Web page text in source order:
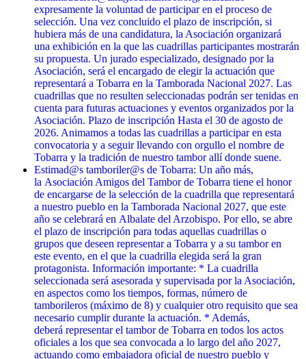
expresamente la voluntad de participar en el proceso de
selección. Una vez concluido el plazo de inscripción, si
hubiera más de una candidatura, la Asociación organizará
una exhibición en la que las cuadrillas participantes mostrarán
su propuesta. Un jurado especializado, designado por la
Asociación, será el encargado de elegir la actuación que
representará a Tobarra en la Tamborada Nacional 2027. Las
cuadrillas que no resulten seleccionadas podrán ser tenidas en
cuenta para futuras actuaciones y eventos organizados por la
Asociación. Plazo de inscripción Hasta el 30 de agosto de
2026. Animamos a todas las cuadrillas a participar en esta
convocatoria y a seguir llevando con orgullo el nombre de
Tobarra y la tradición de nuestro tambor allí donde suene.
Estimad@s tamboriler@s de Tobarra: Un año más,
la Asociación Amigos del Tambor de Tobarra tiene el honor
de encargarse de la selección de la cuadrilla que representará
a nuestro pueblo en la Tamborada Nacional 2027, que este
año se celebrará en Albalate del Arzobispo. Por ello, se abre
el plazo de inscripción para todas aquellas cuadrillas o
grupos que deseen representar a Tobarra y a su tambor en
este evento, en el que la cuadrilla elegida será la gran
protagonista. Información importante: * La cuadrilla
seleccionada será asesorada y supervisada por la Asociación,
en aspectos como los tiempos, formas, número de
tamborileros (máximo de 8) y cualquier otro requisito que sea
necesario cumplir durante la actuación. * Además,
deberá representar el tambor de Tobarra en todos los actos
oficiales a los que sea convocada a lo largo del año 2027,
actuando como embajadora oficial de nuestro pueblo y